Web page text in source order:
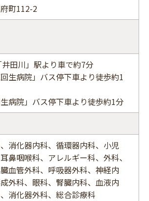
町112-2
井田川」駅より車で約7分
生病院」バス停下車より徒歩約1
病院」バス停下車より徒歩約1分
消化器内科、循環器内科、小児
鼻咽喉科、アレルギー科、外科、
血管外科、呼吸器外科、神経内
外科、眼科、腎臓内科、血液内
消化器外科、総合診療科